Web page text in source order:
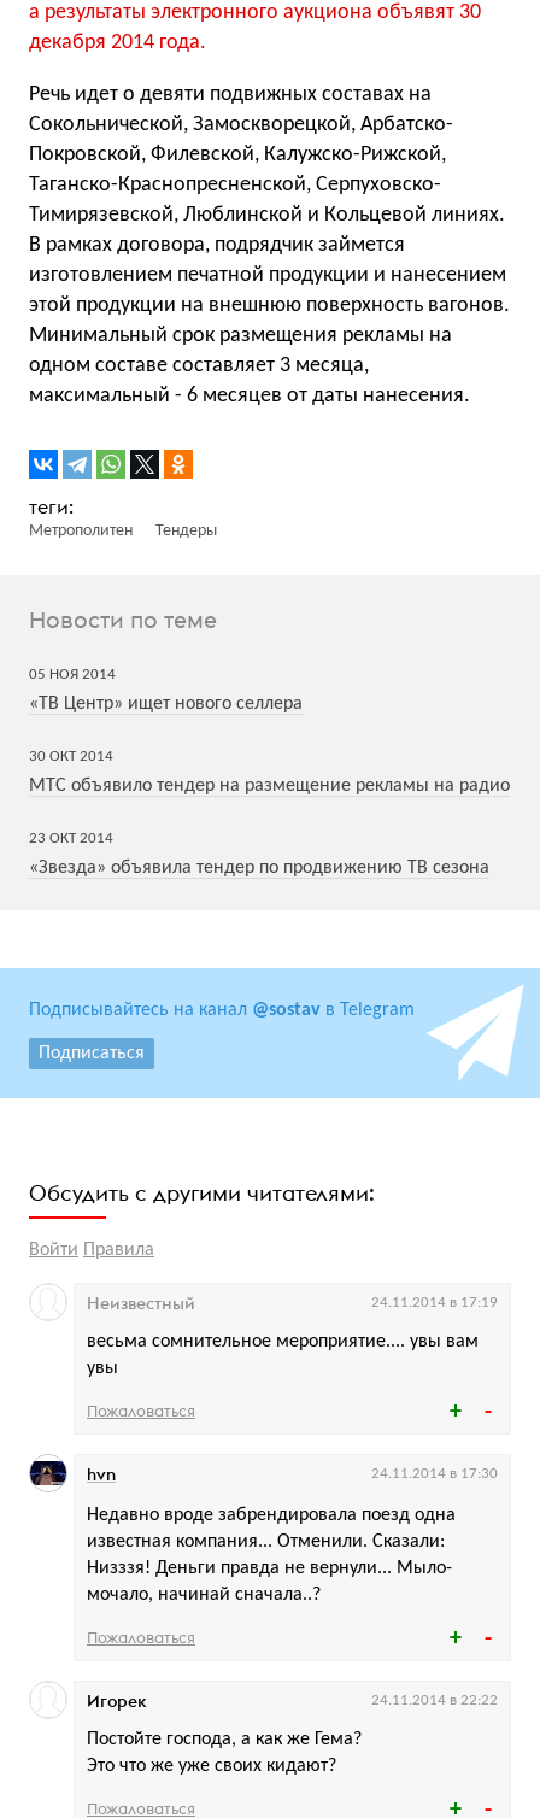
а результаты электронного аукциона объявят 30
декабря 2014 года.
Речь идет о девяти подвижных составах на
Сокольнической, Замоскворецкой, Арбатско-
Покровской, Филевской, Калужско-Рижской,
Таганско-Краснопресненской, Серпуховско-
Тимирязевской, Люблинской и Кольцевой линиях.
В рамках договора, подрядчик займется
изготовлением печатной продукции и нанесением
этой продукции на внешнюю поверхность вагонов.
Минимальный срок размещения рекламы на
одном составе составляет 3 месяца,
максимальный - 6 месяцев от даты нанесения.
Метрополитен Тендеры
Новости по теме
05 НОЯ 2014
«ТВ Центр» ищет нового селлера
30 ОКТ 2014
МТС объявило тендер на размещение рекламы на радио
23 ОКТ 2014
«Звезда» объявила тендер по продвижению ТВ сезона
Подписывайтесь на канал @sostav в Telegram
Подписаться
Обсудить с другими читателями:
Войти Правила
весьма сомнительное мероприятие.... увы вам
увы
Неизвестный 24.11.2014 в 17:19
Пожаловаться
Недавно вроде забрендировала поезд одна
известная компания... Отменили. Сказали:
Низззя! Деньги правда не вернули... Мыло-
мочало, начинай сначала..?
hvn 24.11.2014 в 17:30
Пожаловаться
Постойте господа, а как же Гема?
Это что же уже своих кидают?
Игорек 24.11.2014 в 22:22
Пожаловаться